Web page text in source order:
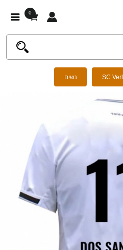
0
SC Verl נשים